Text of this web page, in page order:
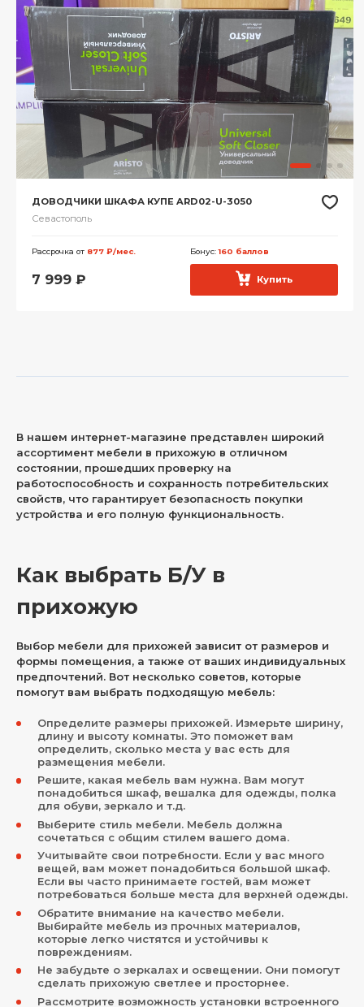
ДОВОДЧИКИ ШКАФА КУПЕ ARD02-U-3050
Севастополь
Рассрочка от 877 ₽/мес. Бонус:160 баллов
7 999 ₽ Купить
В нашем интернет-магазине представлен широкий
ассортимент мебели в прихожую в отличном
состоянии, прошедших проверку на
работоспособность и сохранность потребительских
свойств, что гарантирует безопасность покупки
устройства и его полную функциональность.
Как выбрать Б/У в
прихожую
Выбор мебели для прихожей зависит от размеров и
формы помещения, а также от ваших индивидуальных
предпочтений. Вот несколько советов, которые
помогут вам выбрать подходящую мебель:
Определите размеры прихожей. Измерьте ширину,
длину и высоту комнаты. Это поможет вам
определить, сколько места у вас есть для
размещения мебели.
Решите, какая мебель вам нужна. Вам могут
понадобиться шкаф, вешалка для одежды, полка
для обуви, зеркало и т.д.
Выберите стиль мебели. Мебель должна
сочетаться с общим стилем вашего дома.
Учитывайте свои потребности. Если у вас много
вещей, вам может понадобиться большой шкаф.
Если вы часто принимаете гостей, вам может
потребоваться больше места для верхней одежды.
Обратите внимание на качество мебели.
Выбирайте мебель из прочных материалов,
которые легко чистятся и устойчивы к
повреждениям.
Не забудьте о зеркалах и освещении. Они помогут
сделать прихожую светлее и просторнее.
Рассмотрите возможность установки встроенного